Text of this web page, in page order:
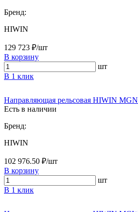
Бренд:
HIWIN
129 723 ₽/шт
В корзину
шт
В 1 клик
Направляющая рельсовая HIWIN
Есть в наличии
Бренд:
HIWIN
102 976.50 ₽/шт
В корзину
шт
В 1 клик